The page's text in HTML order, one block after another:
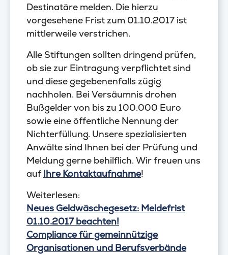
Destinatäre melden. Die hierzu
vorgesehene Frist zum 01.10.2017 ist
mittlerweile verstrichen.
Alle Stiftungen sollten dringend prüfen,
ob sie zur Eintragung verpflichtet sind
und diese gegebenenfalls zügig
nachholen. Bei Versäumnis drohen
Bußgelder von bis zu 100.000 Euro
sowie eine öffentliche Nennung der
Nichterfüllung. Unsere spezialisierten
Anwälte sind Ihnen bei der Prüfung und
Meldung gerne behilflich. Wir freuen uns
auf Ihre Kontaktaufnahme!
Weiterlesen:
Neues Geldwäschegesetz: Meldefrist
01.10.2017 beachten!
Compliance für gemeinnützige
Organisationen und Berufsverbände